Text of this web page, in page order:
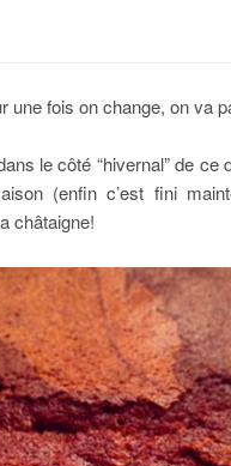
une fois on change, on va
le côté “hivernal” de ce
(enfin c’est fini
châtaigne!